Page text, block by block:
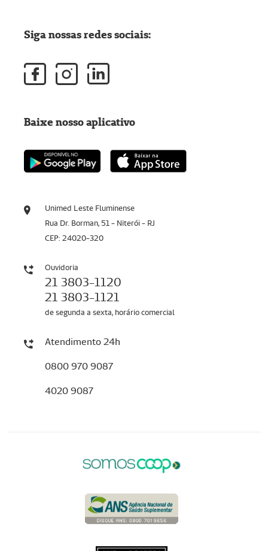
Unimed Leste Fluminense
Rua Dr. Borman, 51 - Niterói - RJ
CEP: 24020-320
Ouvidoria
21 3803-1120
21 3803-1121
de segunda a sexta, horário comercial
Atendimento 24h
0800 970 9087
4020 9087
Siga nossas redes sociais:
Baixe nosso aplicativo